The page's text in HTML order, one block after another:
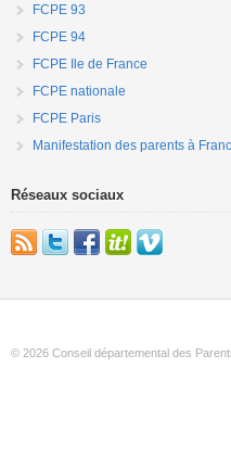
FCPE 93
FCPE 94
FCPE Ile de France
FCPE nationale
FCPE Paris
Manifestation des parents à
Réseaux sociaux
© 2026 Conseil départemental des